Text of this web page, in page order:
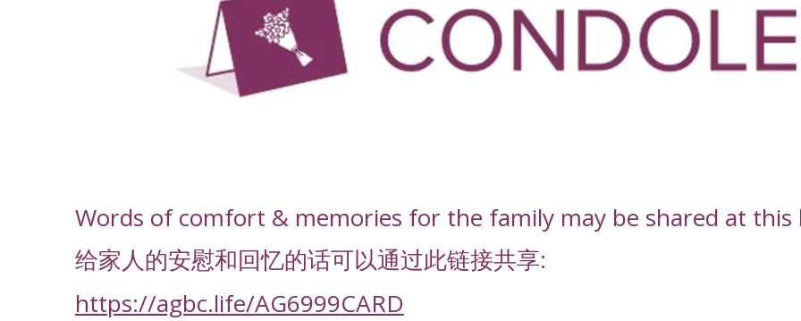
Words of comfort & memories for the family may be shared at this
给家人的安慰和回忆的话可以通过此链接共享:
https://agbc.life/AG6999CARD